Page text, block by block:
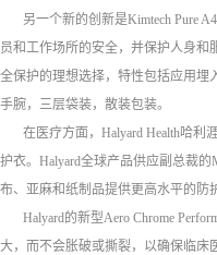
另一个新的创新是Kimtech Pure
员和工作场所的安全，并保护人身
全保护的理想选择，特性包括应用埋
手腕，三层袋装，散装包装。
在医疗方面，Halyard Health哈利
护衣。Halyard全球产品供应副总裁
布、亚麻和纸制品提供更高水平的防
Halyard的新型Aero Chrome
大，而不会胀破或撕裂，以确保临床